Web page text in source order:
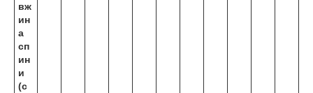
вж
ин
а
сп
ин
и
(с